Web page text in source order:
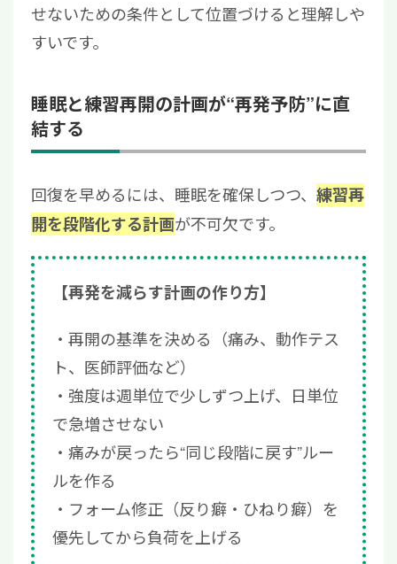
せないための条件として位置づけると理解しや
すいです。
睡眠と練習再開の計画が“再発予防”に直
結する
回復を早めるには、睡眠を確保しつつ、 練習再
開を段階化する計画が不可欠です。
【再発を減らす計画の作り方】
再開の基準を決める（痛み、動作テス
ト、医師評価など）
強度は週単位で少しずつ上げ、日単位
で急増させない
痛みが戻ったら“同じ段階に戻す”ルー
ルを作る
フォーム修正（反り癖・ひねり癖）を
優先してから負荷を上げる